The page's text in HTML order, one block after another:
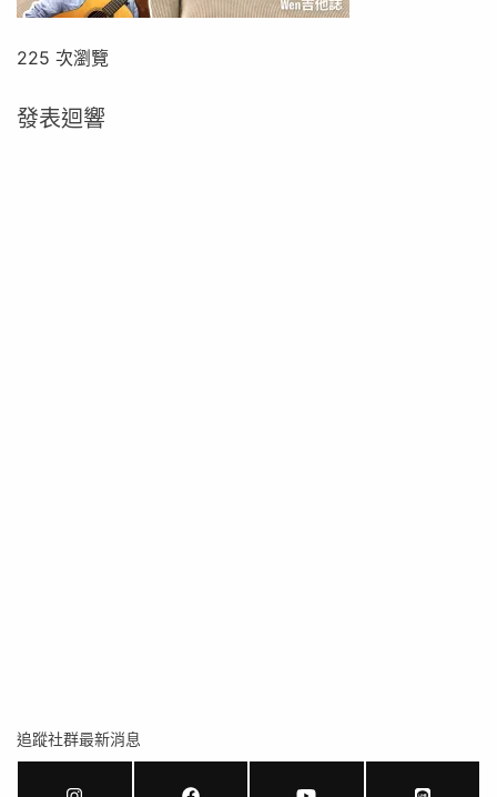
225 次瀏覽
發表迴響
追蹤社群最新消息